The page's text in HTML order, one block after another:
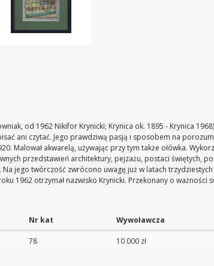
od 1962 Nikifor Krynicki; Krynica ok. 1895 - Krynica
ani czytać. Jego prawdziwą pasją i sposobem na
Malował akwarelą, używając przy tym także ołówka.
przedstawień architektury, pejzażu, postaci świętych,
jego twórczość zwrócono uwagę już w latach
1962 otrzymał nazwisko Krynicki. Przekonany o ważności
Nr kat Wywoławcza
78 10 000 zł